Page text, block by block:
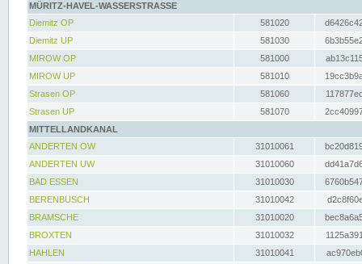
MÜRITZ-HAVEL-WASSERSTRASSE
Diemitz OP
581020
Diemitz UP
581030
MIROW OP
581000
MIROW UP
581010
Strasen OP
581060
Strasen UP
581070
MITTELLANDKANAL
ANDERTEN OW
31010061
ANDERTEN UW
31010060
BAD ESSEN
31010030
BERENBUSCH
31010042
BRAMSCHE
31010020
BROXTEN
31010032
HAHLEN
31010041